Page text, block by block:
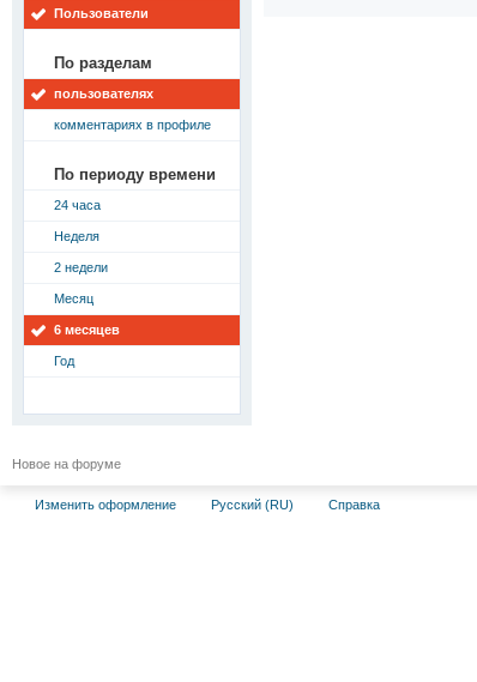
Пользователи
По разделам
пользователях
комментариях в профиле
По периоду времени
24 часа
Неделя
2 недели
Месяц
6 месяцев
Год
Новое на форуме
Изменить оформление Русский (RU) Справка